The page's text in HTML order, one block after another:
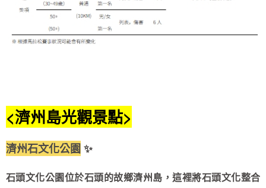
<濟州島光觀景點>
濟州石文化公園✨
石頭文化公園位於石頭的故鄉濟州島，這裡將石頭文化整合